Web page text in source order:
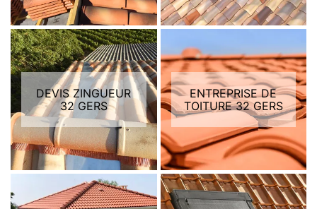
DEVIS ZINGUEUR
32 GERS
ENTREPRISE DE
TOITURE 32 GERS